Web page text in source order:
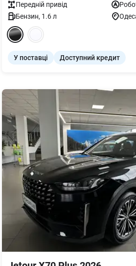
Передній привід
Бензин, 1.6л
У поставці Доступний кредит